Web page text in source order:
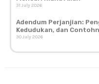
31 July 2026
Adendum Perjanjian:
Kedudukan, dan
30 July 2026